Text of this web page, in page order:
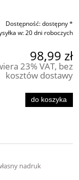
Dostępność:dostępny *
w:20 dni roboczych
98,99 zł
23% VAT, bez
kosztów dostawy
do koszyka
nadruk